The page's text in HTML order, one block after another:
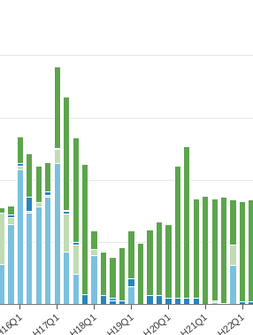
H17Q1 H18Q1 H19Q1 H20Q1 H21Q1 H22Q1